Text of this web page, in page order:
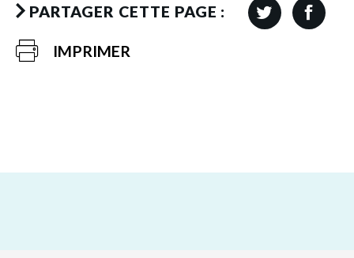
PARTAGER CETTE PAGE :
IMPRIMER